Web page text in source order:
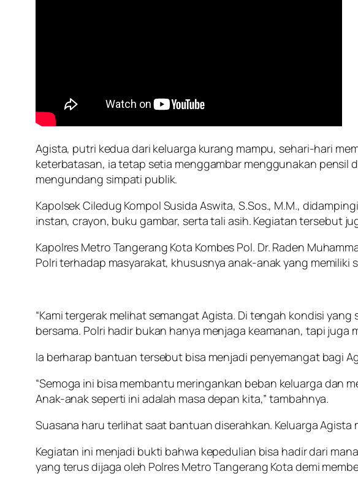
Agista, putri kedua dari keluarga kurang mampu, sehari-hari
keterbatasan, ia tetap setia menggambar menggunakan pensil
mengundang simpati publik.
Kapolsek Ciledug Kompol Susida Aswita, S.Sos., M.M.,
instan, crayon, buku gambar, serta tali asih. Kegiatan tersebut
Kapolres Metro Tangerang Kota Kombes Pol. Dr. Raden
Polri terhadap masyarakat, khususnya anak-anak yang
“Kami tergerak melihat semangat Agista. Di tengah kondisi
bersama. Polri hadir bukan hanya menjaga keamanan, tapi juga
Ia berharap bantuan tersebut bisa menjadi penyemangat bagi
“Semoga ini bisa membantu meringankan beban keluarga dan
Anak-anak seperti ini adalah masa depan kita,” tambahnya.
Suasana haru terlihat saat bantuan diserahkan. Keluarga
Kegiatan ini menjadi bukti bahwa kepedulian bisa hadir dari
yang terus dijaga oleh Polres Metro Tangerang Kota demi